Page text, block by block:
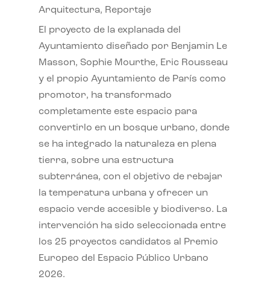
Arquitectura, Reportaje
El proyecto de la explanada del
Ayuntamiento diseñado por Benjamin Le
Masson, Sophie Mourthe, Eric Rousseau
y el propio Ayuntamiento de París como
promotor, ha transformado
completamente este espacio para
convertirlo en un bosque urbano, donde
se ha integrado la naturaleza en plena
tierra, sobre una estructura
subterránea, con el objetivo de rebajar
la temperatura urbana y ofrecer un
espacio verde accesible y biodiverso. La
intervención ha sido seleccionada entre
los 25 proyectos candidatos al Premio
Europeo del Espacio Público Urbano
2026.